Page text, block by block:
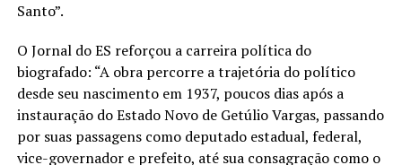
Santo”.
O Jornal do ES reforçou a carreira política do
biografado: “A obra percorre a trajetória do político
desde seu nascimento em 1937, poucos dias após a
instauração do Estado Novo de Getúlio Vargas, passando
por suas passagens como deputado estadual, federal,
vice-governador e prefeito, até sua consagração como o